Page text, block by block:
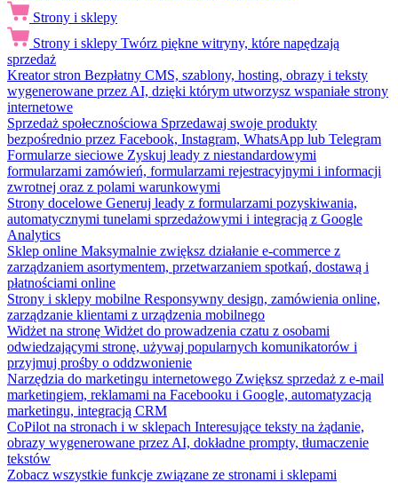
Strony i sklepy
Strony i sklepy Twórz piękne witryny, które napędzają
sprzedaż
Kreator stron Bezpłatny CMS, szablony, hosting, obrazy i teksty
wygenerowane przez AI, dzięki którym utworzysz wspaniałe strony
internetowe
Sprzedaż społecznościowa Sprzedawaj swoje produkty
bezpośrednio przez Facebook, Instagram, WhatsApp lub Telegram
Formularze sieciowe Zyskuj leady z niestandardowymi
formularzami zamówień, formularzami rejestracyjnymi i informacji
zwrotnej oraz z polami warunkowymi
Strony docelowe Generuj leady z formularzami pozyskiwania,
automatycznymi tunelami sprzedażowymi i integracją z Google
Analytics
Sklep online Maksymalnie zwiększ działanie e-commerce z
zarządzaniem asortymentem, przetwarzaniem spotkań, dostawą i
płatnościami online
Strony i sklepy mobilne Responsywny design, zamówienia online,
zarządzanie klientami z urządzenia mobilnego
Widżet na stronę Widżet do prowadzenia czatu z osobami
odwiedzającymi stronę, używaj popularnych komunikatorów i
przyjmuj prośby o oddzwonienie
Narzędzia do marketingu internetowego Zwiększ sprzedaż z e-mail
marketingiem, reklamami na Facebooku i Google, automatyzacją
marketingu, integracją CRM
CoPilot na stronach i w sklepach Interesujące teksty na żądanie,
obrazy wygenerowane przez AI, dokładne prompty, tłumaczenie
tekstów
Zobacz wszystkie funkcje związane ze stronami i sklepami